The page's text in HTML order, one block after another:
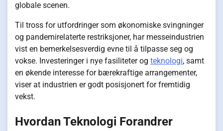
globale scenen.
Til tross for utfordringer som økonomiske svingninger
og pandemirelaterte restriksjoner, har messeindustrien
vist en bemerkelsesverdig evne til å tilpasse seg og
vokse. Investeringer i nye fasiliteter og teknologi, samt
en økende interesse for bærekraftige arrangementer,
viser at industrien er godt posisjonert for fremtidig
vekst.
Hvordan Teknologi Forandrer